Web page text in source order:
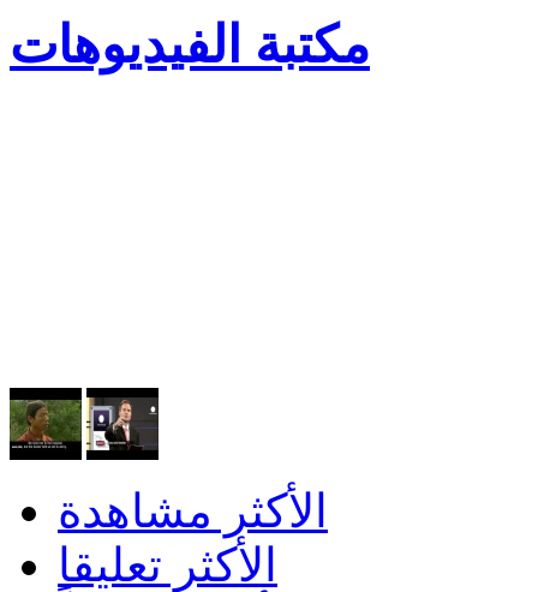
مكتبة الفيديوهات
الأكثر مشاهدة
الأكثر تعليقا